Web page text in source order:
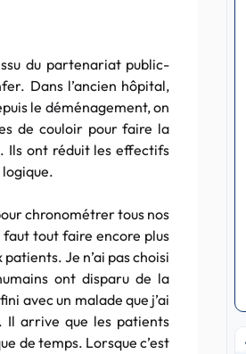
du partenariatpublic-
Dans l’ancien hôpital,
le déménagement, on
de couloir pour faire la
Ils ont réduit les effectifs
chronométrer tous nos
faut tout faire encore plus
Je n’ai pas choisi
ont disparu de la
avec un malade que j’ai
arrive que les patients
de temps. Lorsque c’est